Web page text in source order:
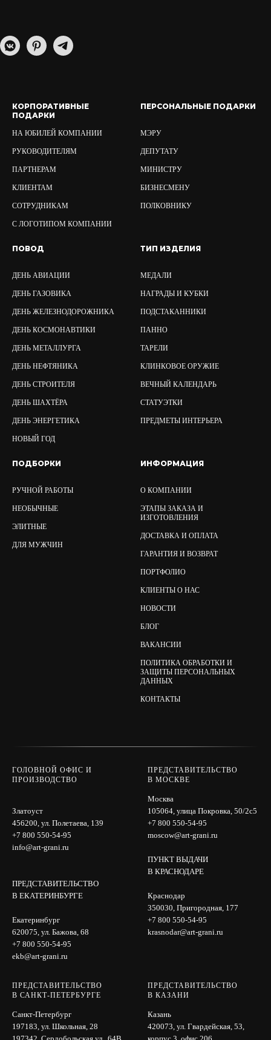
КОРПОРАТИВНЫЕ
ПОДАРКИ
НА ЮБИЛЕЙ КОМПАНИИ
РУКОВОДИТЕЛЯМ
ПАРТНЕРАМ
КЛИЕНТАМ
СОТРУДНИКАМ
С ЛОГОТИПОМ КОМПАНИИ
ПЕРСОНАЛЬНЫЕ ПОДАРКИ
МЭРУ
ДЕПУТАТУ
МИНИСТРУ
БИЗНЕСМЕНУ
ПОЛКОВНИКУ
ПОВОД
ДЕНЬ АВИАЦИИ
ДЕНЬ ГАЗОВИКА
ДЕНЬ ЖЕЛЕЗНОДОРОЖНИКА
ДЕНЬ КОСМОНАВТИКИ
ДЕНЬ МЕТАЛЛУРГА
ДЕНЬ НЕФТЯНИКА
ДЕНЬ СТРОИТЕЛЯ
ДЕНЬ ШАХТЁРА
ДЕНЬ ЭНЕРГЕТИКА
НОВЫЙ ГОД
ТИП ИЗДЕЛИЯ
МЕДАЛИ
НАГРАДЫ И КУБКИ
ПОДСТАКАННИКИ
ПАННО
ТАРЕЛИ
КЛИНКОВОЕ ОРУЖИЕ
ВЕЧНЫЙ КАЛЕНДАРЬ
СТАТУЭТКИ
ПРЕДМЕТЫ ИНТЕРЬЕРА
ПОДБОРКИ
РУЧНОЙ РАБОТЫ
НЕОБЫЧНЫЕ
ЭЛИТНЫЕ
ДЛЯ МУЖЧИН
ИНФОРМАЦИЯ
О КОМПАНИИ
ЭТАПЫ ЗАКАЗА И
ИЗГОТОВЛЕНИЯ
ДОСТАВКА И ОПЛАТА
ГАРАНТИЯ И ВОЗВРАТ
ПОРТФОЛИО
КЛИЕНТЫ О НАС
НОВОСТИ
БЛОГ
ВАКАНСИИ
ПОЛИТИКА ОБРАБОТКИ И
ЗАЩИТЫ ПЕРСОНАЛЬНЫХ
ДАННЫХ
КОНТАКТЫ
ГОЛОВНОЙ ОФИС И
ПРОИЗВОДСТВО
Златоуст
456200, ул. Полетаева, 139
+7 800 550-54-95
info@art-grani.ru
ПРЕДСТАВИТЕЛЬСТВО
В ЕКАТЕРИНБУРГЕ
Екатеринбург
620075, ул. Бажова, 68
+7 800 550-54-95
ekb@art-grani.ru
ПРЕДСТАВИТЕЛЬСТВО
В МОСКВЕ
Москва
105064, улица Покровка, 50/2с5
+7 800 550-54-95
moscow@art-grani.ru
ПУНКТ ВЫДАЧИ
В КРАСНОДАРЕ
Краснодар
350030, Пригородная, 177
+7 800 550-54-95
krasnodar@art-grani.ru
ПРЕДСТАВИТЕЛЬСТВО
В САНКТ-ПЕТЕРБУРГЕ
Санкт-Петербург
197183, ул. Школьная, 28
ПРЕДСТАВИТЕЛЬСТВО
В КАЗАНИ
Казань
420073, ул. Гвардейская, 53,